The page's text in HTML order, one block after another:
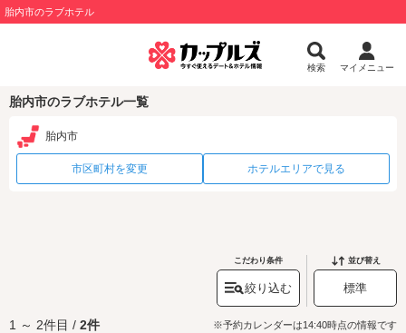
胎内市のラブホテル
検索 マイメニュー
胎内市のラブホテル一覧
胎内市
市区町村を変更 ホテルエリアで見る
こだわり条件
絞り込む
並び替え
標準
1 ～ 2件目 / 2件 ※予約カレンダーは14:40時点の情報です